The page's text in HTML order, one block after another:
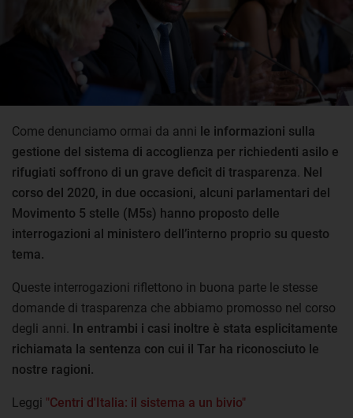
Come denunciamo ormai da anni le informazioni sulla
gestione del sistema di accoglienza per richiedenti asilo e
rifugiati soffrono di un grave deficit di trasparenza Nel
corso del 2020, in due occasioni, alcuni parlamentari del
Movimento 5 stelle (M5s) hanno proposto delle
interrogazioni al ministero dell’interno proprio su questo
tema.
Queste interrogazioni riflettono in buona parte le stesse
domande di trasparenza che abbiamo promosso nel corso
degli anni. In entrambi i casi inoltre è stata esplicitamente
richiamata la sentenza con cui il Tar ha riconosciuto le
nostre ragioni.
Leggi "Centri d'Italia: il sistema a un bivio"